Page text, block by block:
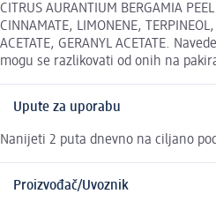
CITRUS AURANTIUM BERGAMIA
CINNAMATE, LIMONENE,
ACETATE, GERANYL ACETATE.
mogu se razlikovati od onih na
Upute za uporabu
Nanijeti 2 puta dnevno na ciljano
Proizvođač/Uvoznik